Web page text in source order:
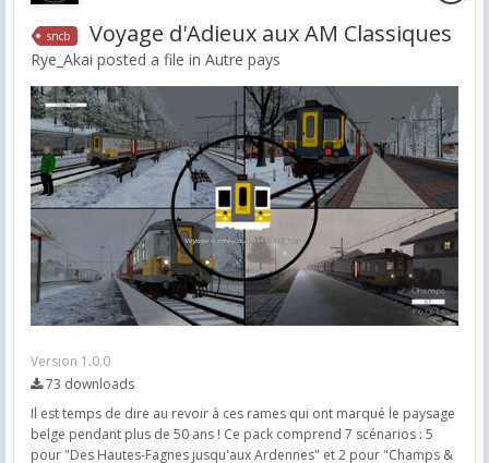
sncb Voyage d'Adieux aux AM Classiques
Rye_Akai posted a file in Autre pays
Version 1.0.0
73 downloads
Il est temps de dire au revoir à ces rames qui ont marqué le paysage
belge pendant plus de 50 ans ! Ce pack comprend 7 scénarios : 5
pour "Des Hautes-Fagnes jusqu'aux Ardennes" et 2 pour "Champs &